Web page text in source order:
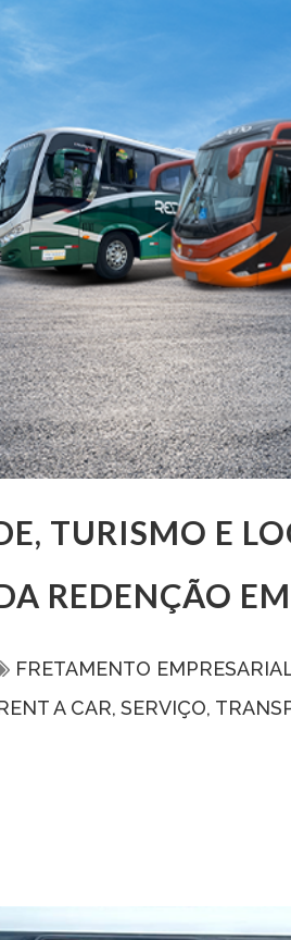
TURISMO E
REDENÇÃO
FRETAMENTO
A CAR SERVIÇO